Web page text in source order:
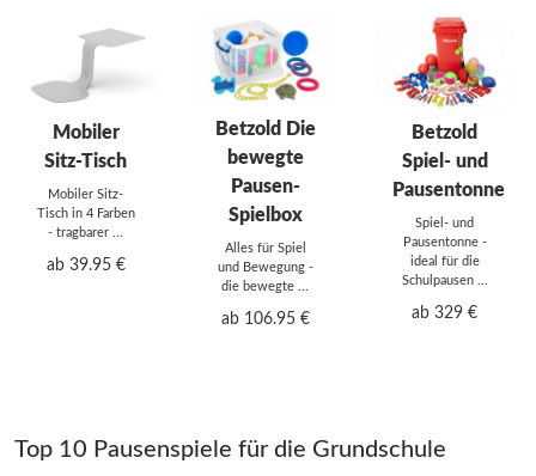
Mobiler
Sitz-Tisch
Mobiler Sitz-
Tisch in 4 Farben
- tragbarer ...
ab 39.95 €
Betzold Die
bewegte
Pausen-
Spielbox
Alles für Spiel
und Bewegung -
die bewegte ...
ab 106.95 €
Betzold
Spiel- und
Pausentonne
Spiel- und
Pausentonne -
ideal für die
Schulpausen ...
ab 329 €
Top 10 Pausenspiele für die Grundschule